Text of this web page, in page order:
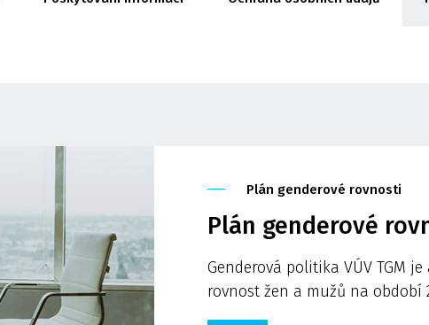
Plán genderové rovnosti
Plán genderové
Genderová politika VÚV TGM
rovnost žen a mužů na období